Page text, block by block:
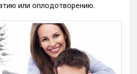
или оплодотворению.